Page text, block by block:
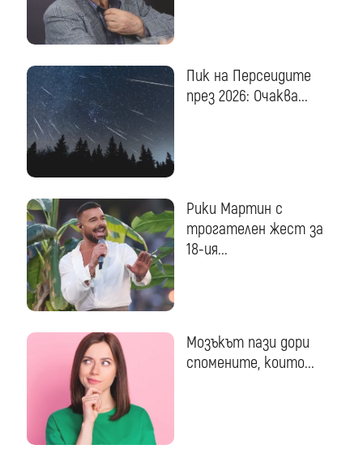
Пик на Персеидите
през 2026: Очаква...
Рики Мартин с
трогателен жест за
18-ия...
Мозъкът пази дори
спомените, които...